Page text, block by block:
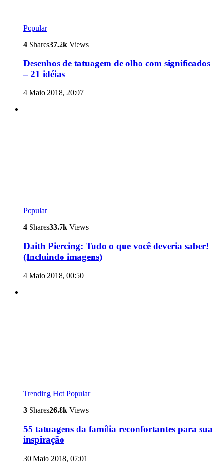
Popular
4 Shares37.2k Views
Desenhos de tatuagem de olho com significados
– 21 idéias
4 Maio 2018, 20:07
Popular
4 Shares33.7k Views
Daith Piercing: Tudo o que você deveria saber!
(Incluindo imagens)
4 Maio 2018, 00:50
Trending Hot Popular
3 Shares26.8k Views
55 tatuagens da família reconfortantes para sua
inspiração
30 Maio 2018, 07:01